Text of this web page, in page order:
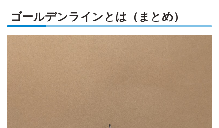
ゴールデンラインとは（まとめ）